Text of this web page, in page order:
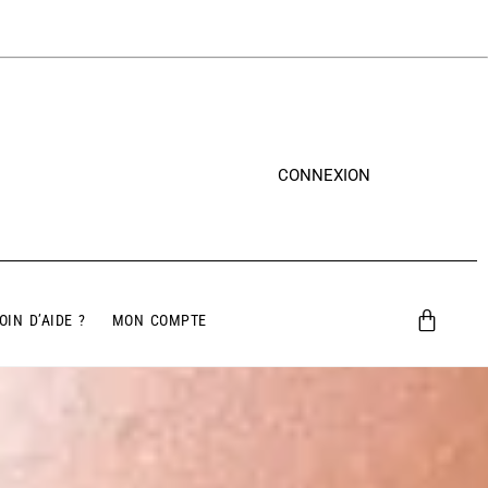
CONNEXION
D’AIDE ? MON COMPTE